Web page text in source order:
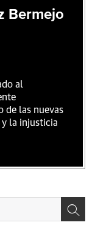
Bermejo
al
de las nuevas
la injusticia